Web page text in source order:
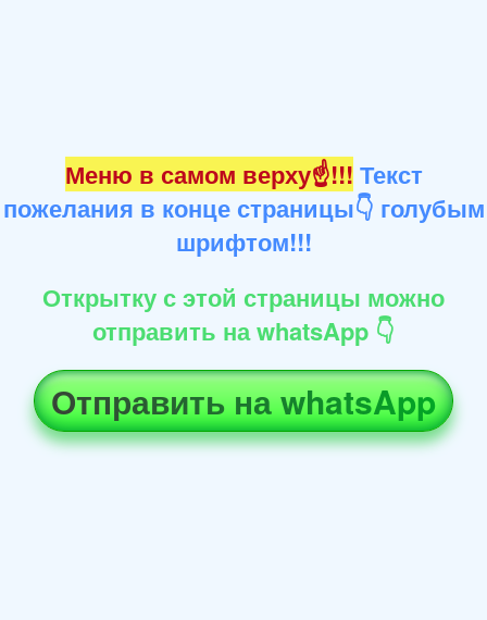
Меню в самом верху☝!!! Текст
пожелания в конце страницы👇 голубым
шрифтом!!!
Открытку с этой страницы можно
отправить на whatsApp 👇
Отправить на whatsApp